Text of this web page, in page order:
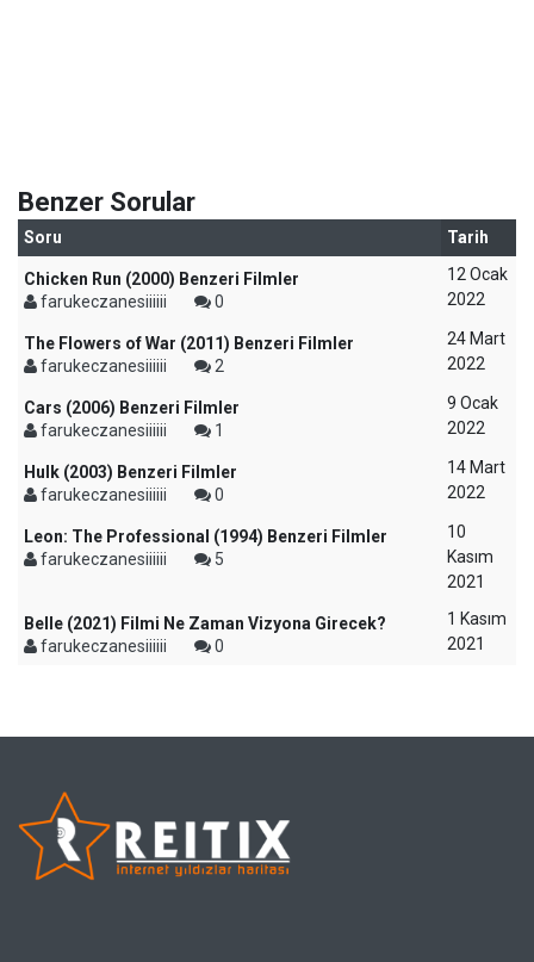
Benzer Sorular
Soru Tarih
Chicken Run (2000) Benzeri Filmler
farukeczanesiiiiii
0
12 Ocak
2022
The Flowers of War (2011) Benzeri Filmler
farukeczanesiiiiii
2
24 Mart
2022
Cars (2006) Benzeri Filmler
farukeczanesiiiiii
1
9 Ocak
2022
Hulk (2003) Benzeri Filmler
farukeczanesiiiiii
0
14 Mart
2022
Leon: The Professional (1994) Benzeri Filmler
farukeczanesiiiiii
5
10
Kasım
2021
Belle (2021) Filmi Ne Zaman Vizyona Girecek?
farukeczanesiiiiii
0
1 Kasım
2021